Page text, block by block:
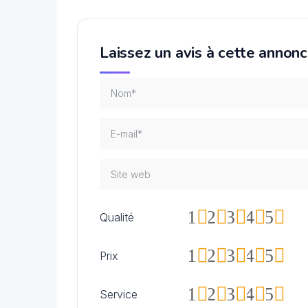
Laissez un avis à cette
Qualité 5
4
3
2
1
Prix 5
4
3
2
1
Service 5
4
3
2
1